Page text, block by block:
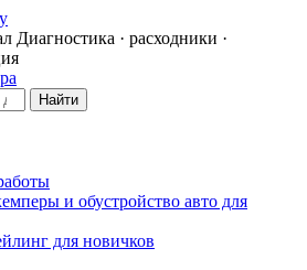
Диагностика · расходники ·
Найти
и обустройство авто для
для новичков